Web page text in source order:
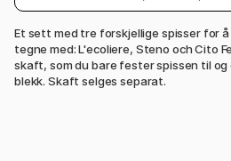
Et sett med tre forskjellige spisser for
tegne med: L'ecoliere, Steno och Cito
skaft, som du bare fester spissen til
blekk. Skaft selges separat.